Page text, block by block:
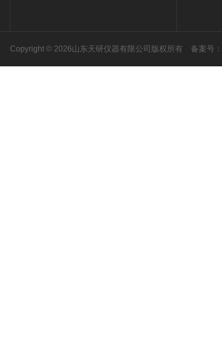
Copyright © 2026山东天研仪器有限公司版权所有 备案号